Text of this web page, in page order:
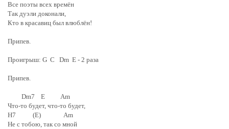
Все поэты всех времён
Так дуэли доконали,
Кто в красавиц был влюблён!
Припев.
Проигрыш: G C Dm E - 2 раза
Припев.
Dm7 E Am
Что-то будет, что-то будет,
H7 (E) Am
Не с тобою, так со мной